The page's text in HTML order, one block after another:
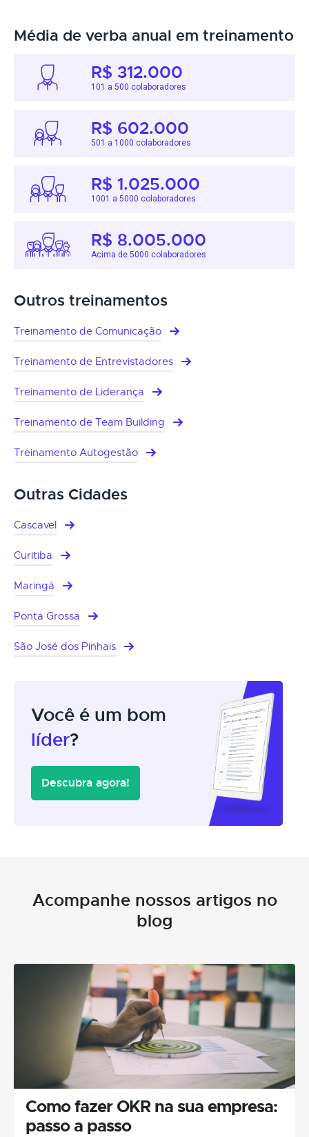
Média de verba anual em treinamento
R$ 312.000
101 a 500 colaboradores
R$ 602.000
501 a 1000 colaboradores
R$ 1.025.000
1001 a 5000 colaboradores
R$ 8.005.000
Acima de 5000 colaboradores
Outros treinamentos
Treinamento de Comunicação
Treinamento de Entrevistadores
Treinamento de Liderança
Treinamento de Team Building
Treinamento Autogestão
Outras Cidades
Cascavel
Curitiba
Maringá
Ponta Grossa
São José dos Pinhais
Você é um bom
líder?
Descubra agora!
Acompanhe nossos artigos no
blog
Como fazer OKR na sua empresa:
passo a passo